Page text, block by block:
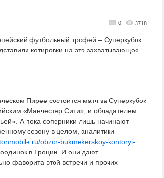
3718
0
футбольный трофей – Суперкубок
котировки на это захватывающее
Пирее состоится матч за Суперкубок
«Манчестер Сити», и обладателем
А пока соперники лишь начинают
сезону в целом, аналитики
obzor-bukmekerskoy-kontoryi-
в Греции. И они дают
фаворита этой встречи и прочих